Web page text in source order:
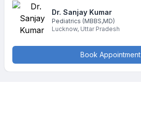
Dr. Sanjay Kumar
Pediatrics (MBBS,MD)
Lucknow, Uttar Pradesh
Book Appointment